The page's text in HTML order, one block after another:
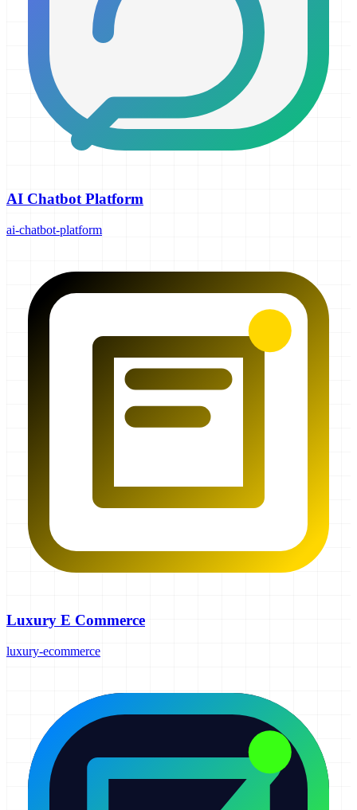
AI Chatbot Platform
ai-chatbot-platform
Luxury E Commerce
luxury-ecommerce